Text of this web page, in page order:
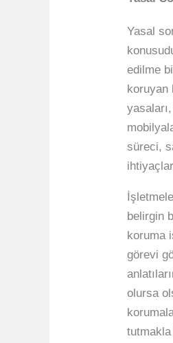
Yasal
edilme
koruyan
süreci,
belirgin
koruma
görevi
olursa
tutmakla